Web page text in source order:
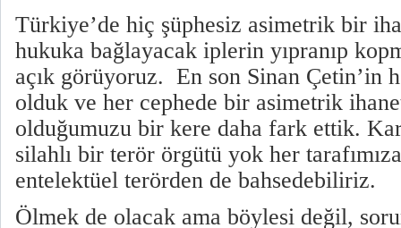
Türkiye’de hiç şüphesiz asimetrik bir
hukuka bağlayacak iplerin yıpranıp
açık görüyoruz. En son Sinan Çetin’in
olduk ve her cephede bir asimetrik
olduğumuzu bir kere daha fark ettik.
silahlı bir terör örgütü yok her
entelektüel terörden de bahsedebiliriz.
Ölmek de olacak ama böylesi değil,